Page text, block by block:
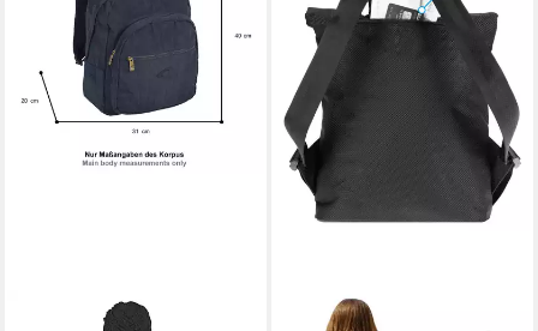
CAMEL ACTIVE
ALESSANDRO SALVATORE